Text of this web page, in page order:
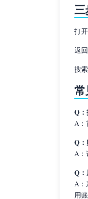
打
返
搜
Q：
A：
Q
A：
Q
A：
用